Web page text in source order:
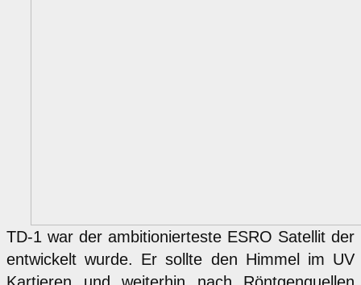
TD-1 war der ambitionierteste ESRO Satellit der
entwickelt wurde. Er sollte den Himmel im UV